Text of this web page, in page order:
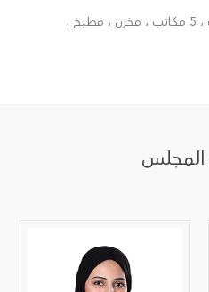
.
المجلس